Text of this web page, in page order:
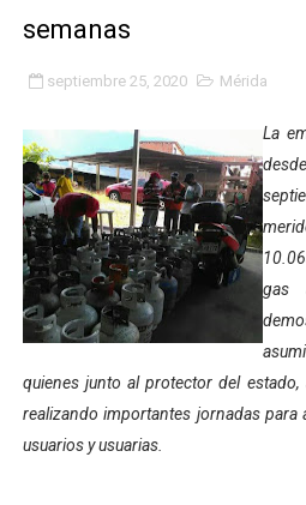
Recreación y formación
Club "Rápidos de Zea" brilló
84 estudiantes celebraron
Cmdnna lleva esperanza y
Comunas de Obispo Ramos
Arrancó Plan Vacacional
semanas
septiembre 25, 2020 Mérida
La
gas
quienes junto al protector del estado,
realizando importantes jornadas para
usuarios y usuarias.